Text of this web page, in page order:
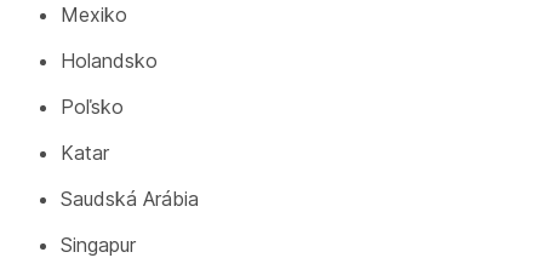
Mexiko
Holandsko
Poľsko
Katar
Saudská Arábia
Singapur